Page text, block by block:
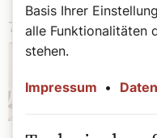
7. Grünwidl belehrt
Basis Ihrer
alle Funktionalitäten
stehen.
Impressum •